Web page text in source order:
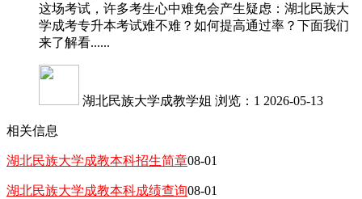
这场考试，许多考生心中难免会产生疑虑：湖北民族大
学成考专升本考试难不难？如何提高通过率？下面我们
来了解看......
湖北民族大学成教学姐 浏览：1 2026-05-13
相关信息
湖北民族大学成教本科招生简章08-01
湖北民族大学成教本科成绩查询08-01